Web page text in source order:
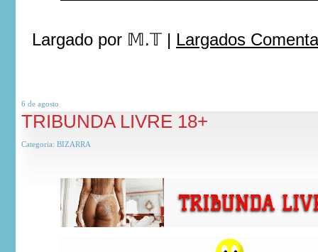
Largado por 𝕄.𝕋 | Largados
6 de agosto
TRIBUNDA LIVRE 18+
Categoria: BIZARRA